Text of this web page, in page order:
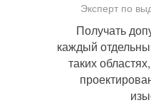
Эксперт по
Получать
каждый
таких